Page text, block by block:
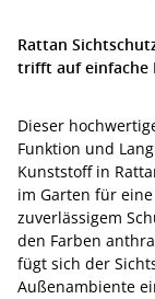
Rattan
trifft auf einfache
Dieser
Funktion und
Kunststoff in
im Garten für
zuverlässigem
den Farben
fügt sich der
Außenambiente